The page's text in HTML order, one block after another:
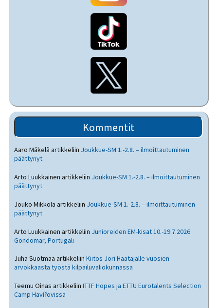
Kommentit
Aaro Mäkelä artikkeliin Joukkue-SM 1.-2.8. – ilmoittautuminen
päättynyt
Arto Luukkainen artikkeliin Joukkue-SM 1.-2.8. – ilmoittautuminen
päättynyt
Jouko Mikkola artikkeliin Joukkue-SM 1.-2.8. – ilmoittautuminen
päättynyt
Arto Luukkainen artikkeliin Junioreiden EM-kisat 10.-19.7.2026
Gondomar, Portugali
Juha Suotmaa artikkeliinKiitos Jori Haatajalle vuosien
arvokkaasta työstä kilpailuvaliokunnassa
Teemu Oinas artikkeliinITTF Hopes ja ETTU Eurotalents Selection
Camp Havířovissa